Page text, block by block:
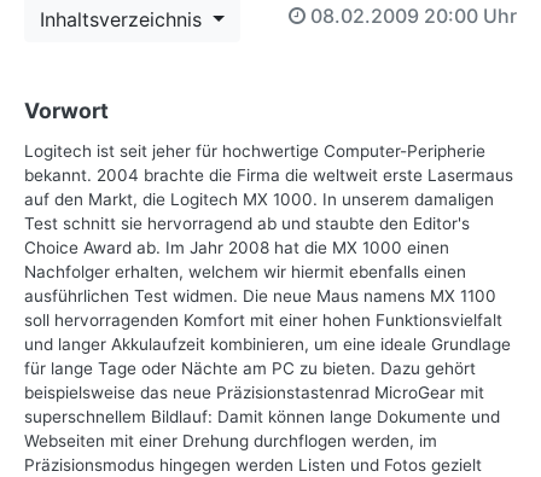
Inhaltsverzeichnis 08.02.2009 20:00 Uhr
Vorwort
Logitech ist seit jeher für hochwertige Computer-Peripherie
bekannt. 2004 brachte die Firma die weltweit erste Lasermaus
auf den Markt, die Logitech MX 1000. In unserem damaligen
Test schnitt sie hervorragend ab und staubte den Editor's
Choice Award ab. Im Jahr 2008 hat die MX 1000 einen
Nachfolger erhalten, welchem wir hiermit ebenfalls einen
ausführlichen Test widmen. Die neue Maus namens MX 1100
soll hervorragenden Komfort mit einer hohen Funktionsvielfalt
und langer Akkulaufzeit kombinieren, um eine ideale Grundlage
für lange Tage oder Nächte am PC zu bieten. Dazu gehört
beispielsweise das neue Präzisionstastenrad MicroGear mit
superschnellem Bildlauf: Damit können lange Dokumente und
Webseiten mit einer Drehung durchflogen werden, im
Präzisionsmodus hingegen werden Listen und Fotos gezielt